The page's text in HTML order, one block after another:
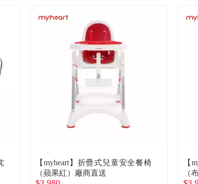
【myheart】折疊式兒童安全餐椅
（蘋果紅）廠商直送
【
（